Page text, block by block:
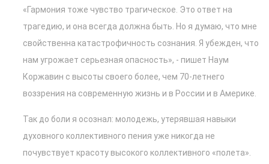
«Гармония тоже чувство трагическое. Это ответ на
трагедию, и она всегда должна быть. Но я думаю, что мне
свойственна катастрофичность сознания. Я убежден, что
нам угрожает серьезная опасность», - пишет Наум
Коржавин с высоты своего более, чем 70-летнего
воззрения на современную жизнь и в России и в Америке.
Так до боли я осознал: молодежь, утерявшая навыки
духовного коллективного пения уже никогда не
почувствует красоту высокого коллективного «полета».